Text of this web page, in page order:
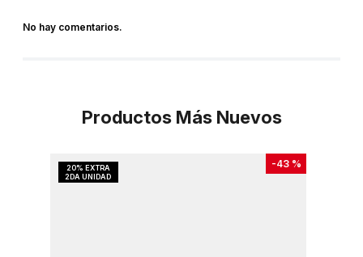
No hay comentarios.
Productos Más Nuevos
-43 %